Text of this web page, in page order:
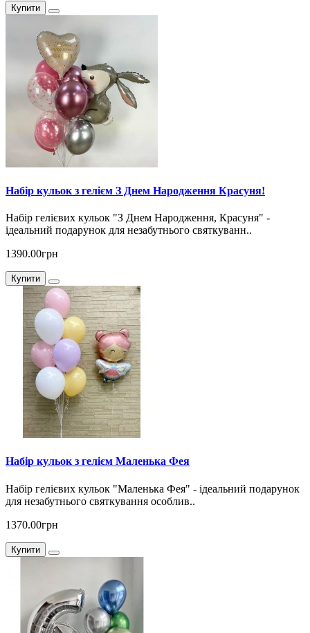
Купити
Набір кульок з гелієм З Днем Народження Красуня!
Набір гелієвих кульок "З Днем Народження, Красуня" -
ідеальний подарунок для незабутнього святкуванн..
1390.00грн
Купити
Набір кульок з гелієм Маленька Фея
Набір гелієвих кульок "Маленька Фея" - ідеальний подарунок
для незабутнього святкування особлив..
1370.00грн
Купити